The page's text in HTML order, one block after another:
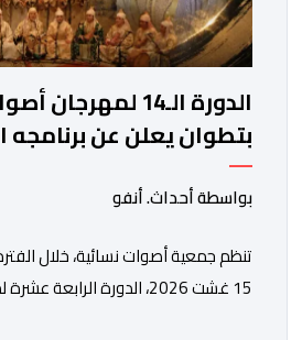
الدورة الـ14
بتطوان يعلن عن برنامجه
بواسطة أحداث. أنفو
15 غشت 2026، الدورة